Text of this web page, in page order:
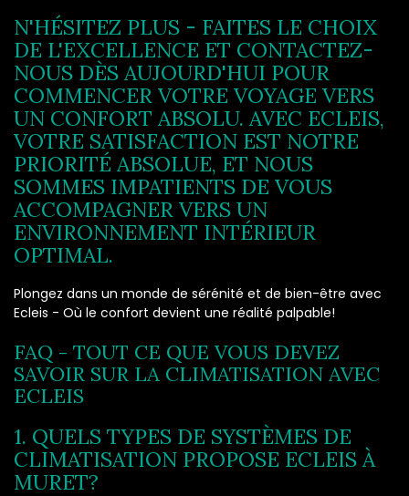
N'HÉSITEZ PLUS - FAITES LE CHOIX
DE L'EXCELLENCE ET CONTACTEZ-
NOUS DÈS AUJOURD'HUI POUR
COMMENCER VOTRE VOYAGE VERS
UN CONFORT ABSOLU. AVEC ECLEIS,
VOTRE SATISFACTION EST NOTRE
PRIORITÉ ABSOLUE, ET NOUS
SOMMES IMPATIENTS DE VOUS
ACCOMPAGNER VERS UN
ENVIRONNEMENT INTÉRIEUR
OPTIMAL.
Plongez dans un monde de sérénité et de bien-être avec
Ecleis - Où le confort devient une réalité palpable!
FAQ - TOUT CE QUE VOUS DEVEZ
SAVOIR SUR LA CLIMATISATION AVEC
ECLEIS
1. QUELS TYPES DE SYSTÈMES DE
CLIMATISATION PROPOSE ECLEIS À
MURET?